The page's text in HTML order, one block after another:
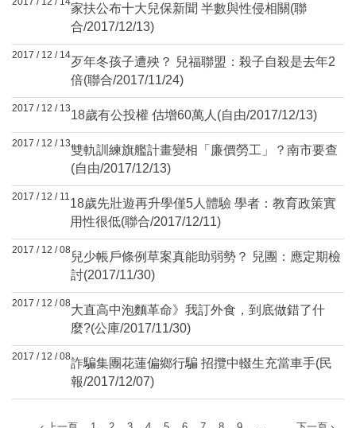
家扶公布十大兒保新聞 半數與性侵相關(聯
合/2017/12/13)
2017 / 12 / 14歹年冬孩子遭殃？ 兒福聯盟：殺子自殺是去年2
倍(聯合/2017/11/24)
2017 / 12 / 1318歲有公投權 估增60萬人(自由/2017/12/13)
2017 / 12 / 13雙軌訓練旗艦計畫變相「廉價勞工」？南市要查
(自由/2017/12/13)
2017 / 12 / 1118歲先壯遊再升學僅5人體驗 學者：教育政策實
用性很低(聯合/2017/12/11)
2017 / 12 / 08兒少帳戶條例草案真能助弱勢？ 兒團：應定期檢
討(2017/11/30)
2017 / 12 / 08大直高中泡麵革命》我訂外食，到底做錯了什
麼?(公庫/2017/11/30)
2017 / 12 / 08詐騙集團花蓮偏鄉行騙 招攬中輟生充當車手(民
報/2017/12/07)